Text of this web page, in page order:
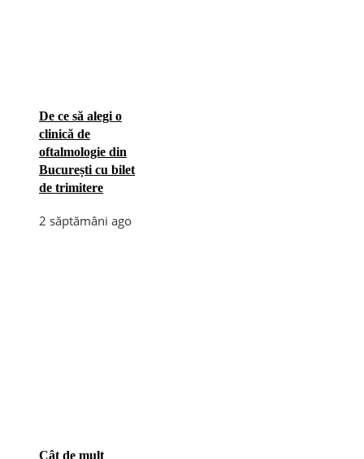
De ce să alegi o
clinică de
oftalmologie din
București cu bilet
de trimitere
2 săptămâni ago
Cât de mult